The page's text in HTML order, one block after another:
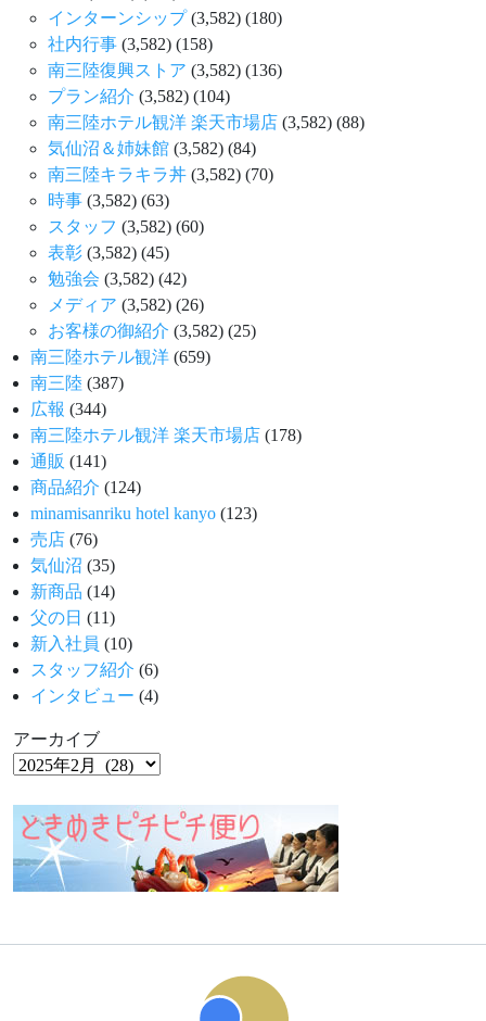
インターンシップ(3,582) (180)
社内行事 (3,582) (158)
南三陸復興ストア (3,582) (136)
プラン紹介 (3,582) (104)
南三陸ホテル観洋 楽天市場店 (3,582) (88)
気仙沼＆姉妹館 (3,582) (84)
南三陸キラキラ丼 (3,582) (70)
時事 (3,582) (63)
スタッフ (3,582) (60)
表彰 (3,582) (45)
勉強会 (3,582) (42)
メディア (3,582) (26)
お客様の御紹介 (3,582) (25)
南三陸ホテル観洋 (659)
南三陸 (387)
広報 (344)
南三陸ホテル観洋 楽天市場店 (178)
通販 (141)
商品紹介 (124)
minamisanriku hotel kanyo (123)
売店 (76)
気仙沼 (35)
新商品 (14)
父の日 (11)
新入社員 (10)
スタッフ紹介 (6)
インタビュー (4)
アーカイブ